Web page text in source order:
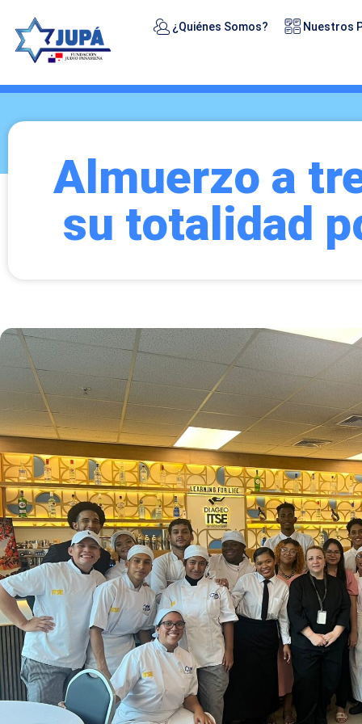
¿Quiénes Somos? Nuestros
Almuerzo a
su totalidad